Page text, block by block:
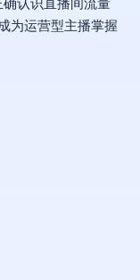
为运营型主播掌握